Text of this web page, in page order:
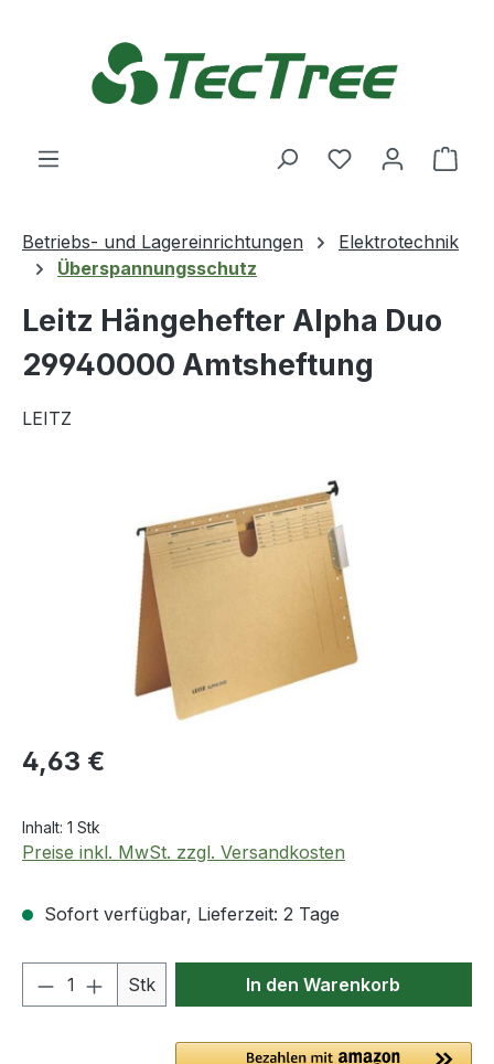
Du hast 0
Betriebs- und Lagereinrichtungen
Elektrotechnik
Überspannungsschutz
Leitz Hängehefter Alpha Duo
29940000 Amtsheftung
LEITZ
Regulärer Preis:
4,63 €
Inhalt: 1 Stk
Preise inkl. MwSt. zzgl. Versandkosten
Sofort verfügbar, Lieferzeit: 2 Tage
Produkt Anzahl: Gib den
Stk In den Warenkorb